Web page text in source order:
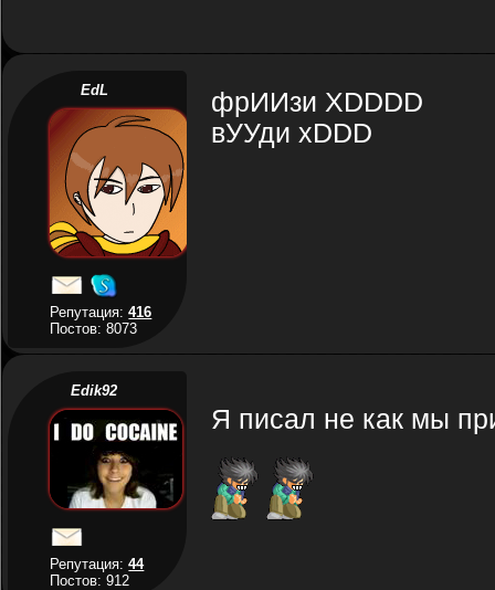
EdL
Репутация:416
Постов: 8073
фрИИзи XDDDD
вУУди xDDD
Edik92
Репутация:44
Постов: 912
Я писал не как мы